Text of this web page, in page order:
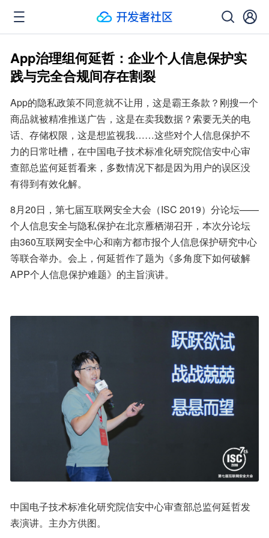
App治理组何延哲：企业个人信息保护实
践与完全合规间存在割裂
App的隐私政策不同意就不让用，这是霸王条款？刚搜一个
商品就被精准推送广告，这是在卖我数据？索要无关的电
话、存储权限，这是想监视我……这些对个人信息保护不
力的日常吐槽，在中国电子技术标准化研究院信安中心审
查部总监何延哲看来，多数情况下都是因为用户的误区没
有得到有效化解。
8月20日，第七届互联网安全大会（ISC 2019）分论坛——
个人信息安全与隐私保护在北京雁栖湖召开，本次分论坛
由360互联网安全中心和南方都市报个人信息保护研究中心
等联合举办。会上，何延哲作了题为《多角度下如何破解
APP个人信息保护难题》的主旨演讲。
中国电子技术标准化研究院信安中心审查部总监何延哲发
表演讲。主办方供图。